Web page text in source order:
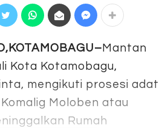
Mantan
Kota Kotamobagu,
mengikuti prosesi adat
Moloben atau
Rumah